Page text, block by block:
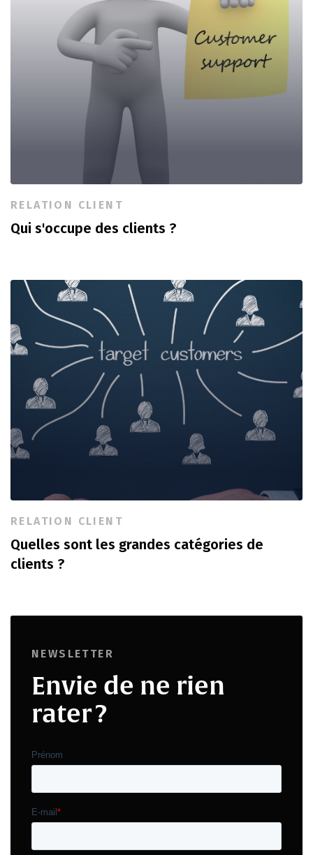
RELATION CLIENT
Qui s'occupe des clients ?
RELATION CLIENT
Quelles sont les grandes catégories de
clients ?
NEWSLETTER
Envie de ne rien
rater ?